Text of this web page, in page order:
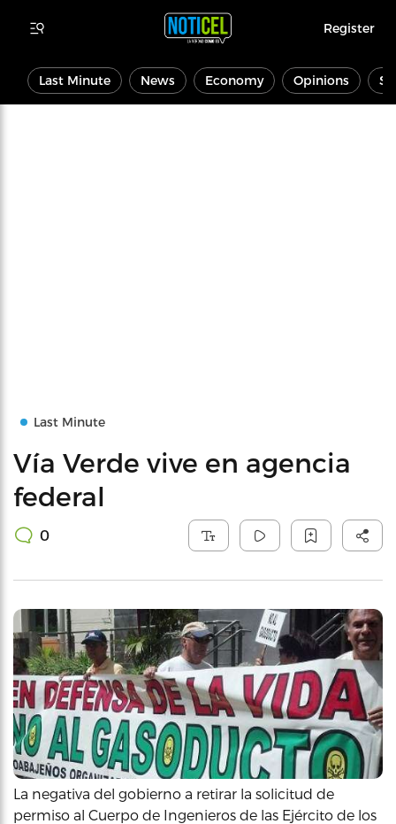
Register
Last Minute News Economy Opinions
Last Minute
Vía Verde vive en agencia
federal
0
La negativa del gobierno a retirar la solicitud de
permiso al Cuerpo de Ingenieros de las Ejército de los